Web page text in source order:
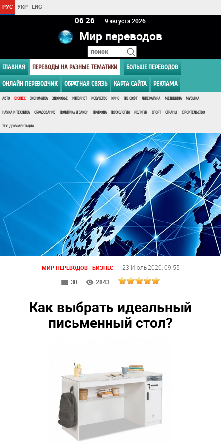
РУС УКР ENG
06:26 9 августа 2026
Мир переводов
ГЛАВНАЯ ПЕРЕВОДЫ НА РАЗНЫЕ ТЕМАТИКИ БОЛЬШЕ ПЕРЕВОДОВ
ОНЛАЙН ПЕРЕВОДЧИК ОБРАТНАЯ СВЯЗЬ КАРТА САЙТА РЕКЛАМА
АВТО БИЗНЕС ЭКОНОМИКА ЗДОРОВЬЕ ИНТЕРНЕТ ИСКУССТВО КИНО ПК, СОФТ ЛИТЕРАТУРА МЕДИЦИНА МУЗЫКА
НАУКА И ТЕХНИКА ОБРАЗОВАНИЕ ПОЛИТИКА И ЗАКОН ПРИРОДА ПСИХОЛОГИЯ РЕЛИГИЯ СПОРТ СТРАНЫ СТРОИТЕЛЬСТВО
ТЕХ. ДОКУМЕНТАЦИЯ
МИР ПЕРЕВОДОВ: БИЗНЕС 23 Июль 2020 , 09:55
30
2843
Как выбрать идеальный
письменный стол?